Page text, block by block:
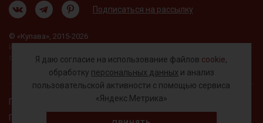
Я даю согласие на использование файлов cookie,
обработку персональных данных и анализ
пользовательской активности с помощью сервиса
«Яндекс.Метрика»
Подписаться на рассылку
© «Купава», 2015-2026
офертой.
Правовая информация
Политика обработки персональных данных